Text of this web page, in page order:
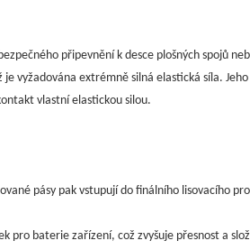
připevnění k desce plošných spojů
vyžadována extrémně silná elastická síla.
vlastní elastickou silou.
pásy pak vstupují do finálního lisovacího
baterie zařízení, což zvyšuje přesnost a